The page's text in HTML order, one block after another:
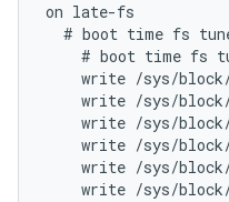
on late-fs
# boot time fs
# boot time fs
write /sys/
write /sys/
write /sys/
write /sys/
write /sys/
write /sys/